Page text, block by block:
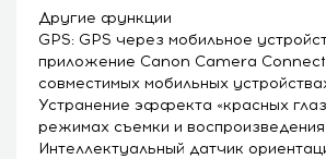
Другие функции
GPS: GPS через мобильное
приложение Canon Camera
совместимых мобильных
Устранение эффекта «красных
режимах съемки и воспроизведения
Интеллектуальный датчик